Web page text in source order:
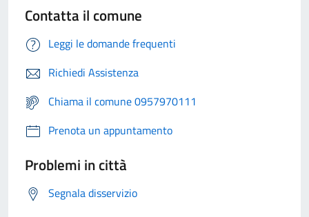
Contatta il comune
Leggi le domande frequenti
Richiedi Assistenza
Chiama il comune 0957970111
Prenota un appuntamento
Problemi in città
Segnala disservizio